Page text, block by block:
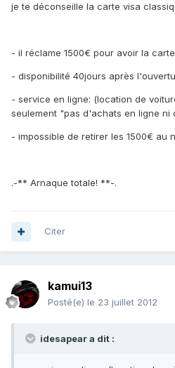
je te déconseille la carte visa
- il réclame 1500€ pour avoir la
- disponibilité 40jours après
- service en ligne: (location de
seulement "pas d'achats en ligne ni
- impossible de retirer les 1500€ au
.-** Arnaque totale! **-.
Citer
kamui13
Posté(e) le 23 juillet 2012
idesapear a dit :